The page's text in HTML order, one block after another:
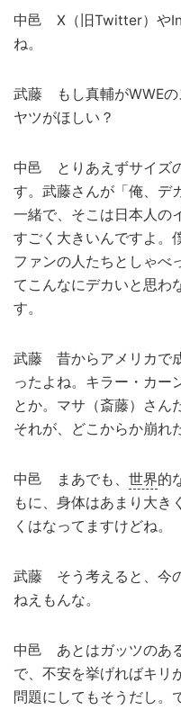
中邑 X（旧Twitter）や
ね。
武藤 もし真輔がWWEの
ヤツがほしい？
中邑 とりあえずサイズ
す。武藤さんが「俺、デ
一緒で、そこは日本人の
すごく大きいんですよ。
ファンの人たちとしゃべ
てこんなにデカいと思わ
す。
武藤 昔からアメリカで
ったよね。キラー・カー
とか。マサ（斎藤）さん
それが、どこからか崩れ
中邑 まあでも、 世界的
もに、身体はあまり大き
くはなってますけどね。
武藤 そう考えると、今
ねえもんな。
中邑 あとはガッツのあ
で、不安を挙げればキリ
問題にしてもそうだし。